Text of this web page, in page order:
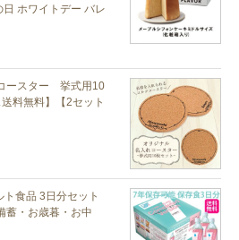
ホワイトデー バレ
ースター 挙式用10
料無料】【2セット
食品 3日分セット
蓄・お歳暮・お中